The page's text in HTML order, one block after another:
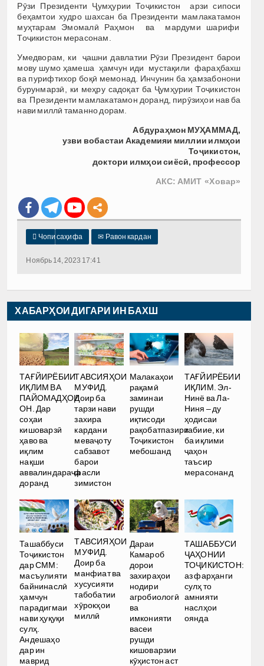
Рӯзи Президенти Ҷумҳурии Тоҷикистон арзи сипоси
беҳамтои худро шахсан ба Президенти мамлакатамон
муҳтарам Эмомалӣ Раҳмон ва мардуми шарифи
Тоҷикистон мерасонам.
Умедворам, ки ҷашни давлатии Рӯзи Президент барои
мову шумо ҳамеша ҳамчун иди мустақили фараҳбахш
ва пурифтихор боқӣ мемонад. Инчунин ба ҳамзабонони
бурунмарзӣ, ки меҳру садоқат ба Ҷумҳурии Тоҷикистон
ва Президенти мамлакатамон доранд, пирӯзиҳои нав ба
нави миллӣ таманно дорам.
Абдураҳмон МУҲАММАД,
узви вобастаи Академияи миллии илмҳои
Тоҷикистон,
доктори илмҳои сиёсӣ, профессор
АКС: АМИТ «Ховар»
 Чопи саҳифа ✉ Равон кардан
Ноябрь 14, 2023 17:41
ХАБАРҲОИ ДИГАРИ ИН БАХШ
ТАҒЙИРЁБИИ
ИҚЛИМ ВА
ПАЙОМАДҲОИ
ОН. Дар
соҳаи
кишоварзӣ
ҳаво ва
иқлим
нақши
аввалиндараҷа
доранд
ТАВСИЯҲОИ
МУФИД.
Доир ба
тарзи нави
захира
кардани
меваҷоту
сабзавот
барои
фасли
зимистон
Малакаҳои
рақамӣ
заминаи
рушди
иқтисоди
рақобатпазири
Тоҷикистон
мебошанд
ТАҒЙИРЁБИИ
ИҚЛИМ. Эл-
Нинё ва Ла-
Ниня – ду
ҳодисаи
табиие, ки
ба иқлими
ҷаҳон
таъсир
мерасонанд
Ташаббуси
Тоҷикистон
дар СММ:
масъулияти
байнинаслӣ
ҳамчун
парадигмаи
нави ҳуқуқи
сулҳ.
Андешаҳо
дар ин
маврид
ТАВСИЯҲОИ
МУФИД.
Доир ба
манфиат ва
хусусияти
табобатии
хӯрокҳои
миллӣ
Дараи
Камароб
дорои
захираҳои
нодири
агробиологӣ
ва
имконияти
васеи
рушди
кишоварзии
кӯҳистон аст
ТАШАББУСИ
ҶАҲОНИИ
ТОҶИКИСТОН:
аз фарҳанги
сулҳ то
амнияти
наслҳои
оянда